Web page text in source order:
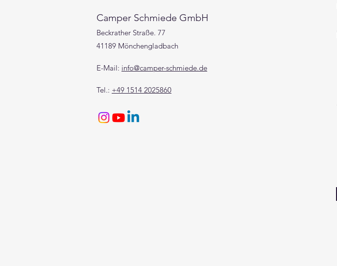
Camper Schmiede GmbH
Beckrather Straße. 77
41189 Mönchengladbach
E-Mail: info@camper-schmiede.de
Tel.: +49 1514 2025860